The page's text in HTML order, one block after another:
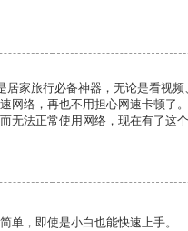
居家旅行必备神器，无论是看视
网络，再也不用担心网速卡顿了
无法正常使用网络，现在有了这
单，即使是小白也能快速上手。